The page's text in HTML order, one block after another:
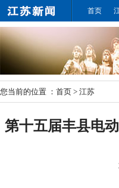
首页
您当前的位置 ： 首页 > 江苏
第十五届丰县电